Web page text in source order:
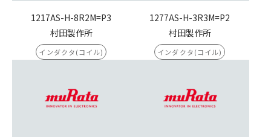
1217AS-H-8R2M=P3
村田製作所
インダクタ(コイル)
1277AS-H-3R3M=P2
村田製作所
インダクタ(コイル)